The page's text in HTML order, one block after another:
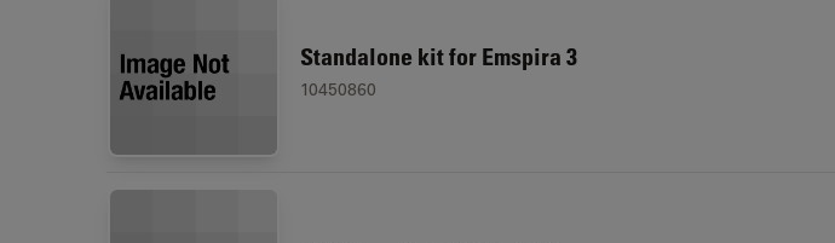
Standalone kit for Emspira 3
10450860